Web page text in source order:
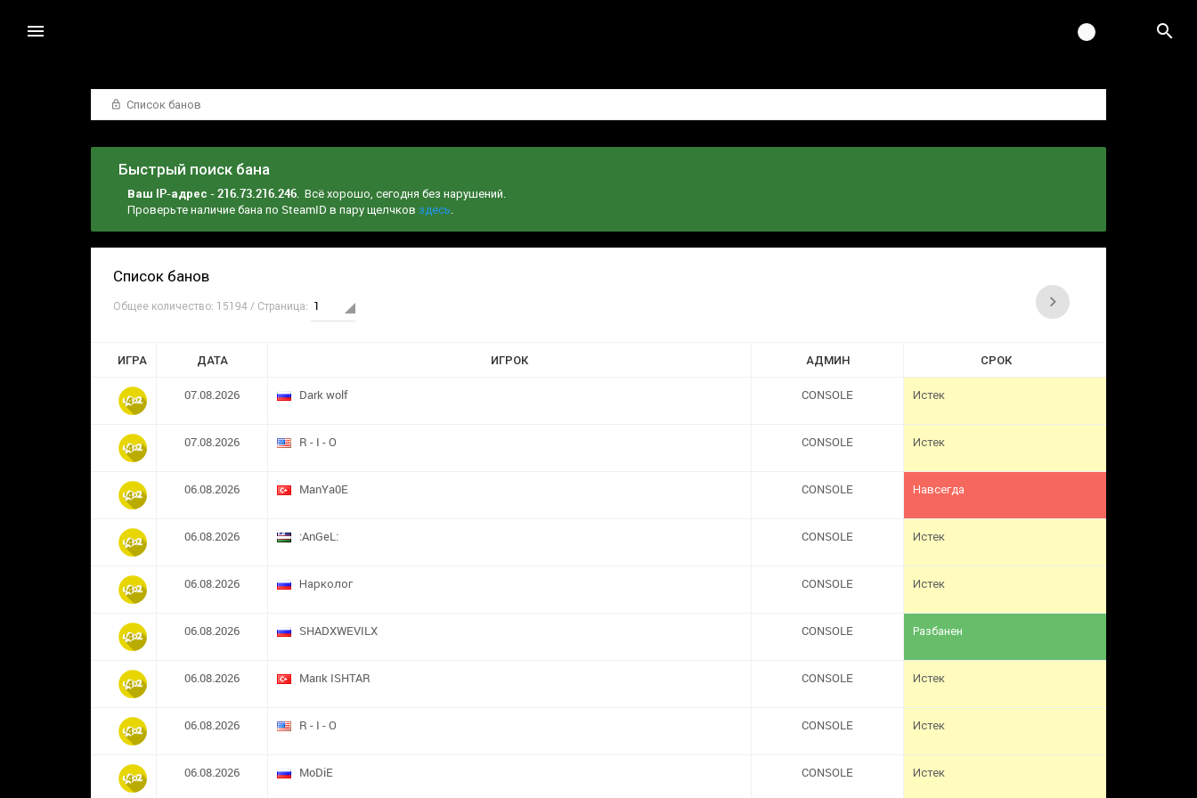
Список банов
Быстрый поиск бана
Ваш IP-адрес - 216.73.216.246. Всё хорошо, сегодня без нарушений.
Проверьте наличие бана по SteamID в пару щелчков здесь.
Список банов
Общее количество: 15194 / Страница:
ИГРА ДАТА ИГРОК АДМИН СРОК
07.08.2026 Dark wolf CONSOLE Истек
07.08.2026 R - I - O CONSOLE Истек
06.08.2026 ManYa0E CONSOLE Навсегда
06.08.2026 :AnGeL: CONSOLE Истек
06.08.2026 Нарколог CONSOLE Истек
06.08.2026 SHADXWEVILX CONSOLE Разбанен
06.08.2026 Marık ISHTAR CONSOLE Истек
06.08.2026 R - I - O CONSOLE Истек
06.08.2026 MoDiE CONSOLE Истек